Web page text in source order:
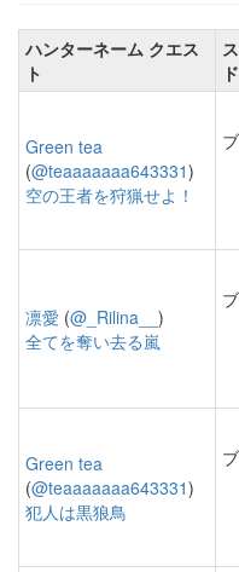
ハンターネーム クエス
ト
ド
Green tea
(@teaaaaaaa643331)
空の王者を狩猟せよ！
凛愛 (@_Rilina__ )
全てを奪い去る嵐
Green tea
(@teaaaaaaa643331)
犯人は黒狼鳥